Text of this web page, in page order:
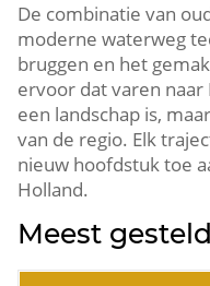
De combinatie van
moderne waterweg
bruggen en het
ervoor dat varen
een landschap is,
van de regio.​ Elk
nieuw hoofdstuk toe
Holland.​
Meest